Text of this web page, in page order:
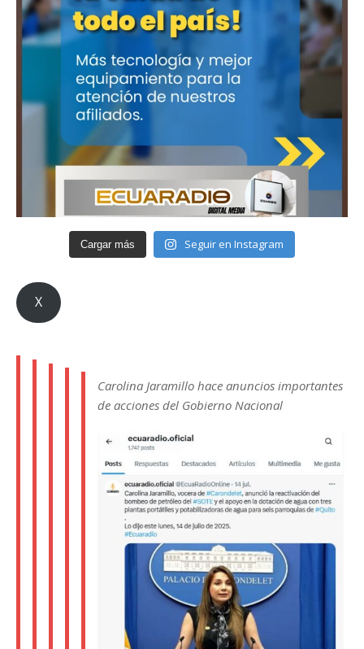
Cargar más Seguir en Instagram
X
Carolina Jaramillo hace anuncios importantes
de acciones del Gobierno Nacional